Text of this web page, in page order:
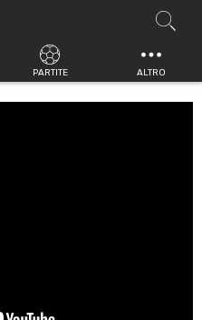
PARTITE ALTRO